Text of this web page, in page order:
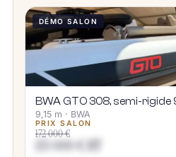
DÉMO SALON
BWA GTO 308, semi-rigide
9,15 m · BWA
PRIX SALON
172 000 €
153 000 € HT